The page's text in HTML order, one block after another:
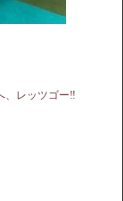
、レッツゴー‼︎